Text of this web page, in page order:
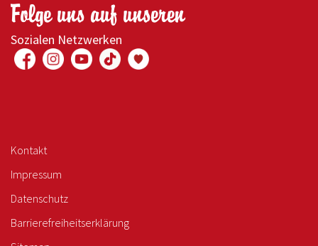
Folge uns auf unseren
Sozialen Netzwerken
Kontakt
Impressum
Datenschutz
Barrierefreiheitserklärung